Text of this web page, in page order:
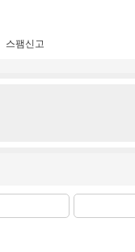
스팸신고